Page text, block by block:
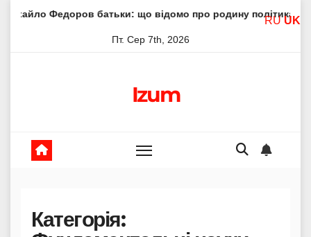
що відомо про родину політика Молитва
Пт. Сер 7th, 2026
Izum
Категорія:
RU UK